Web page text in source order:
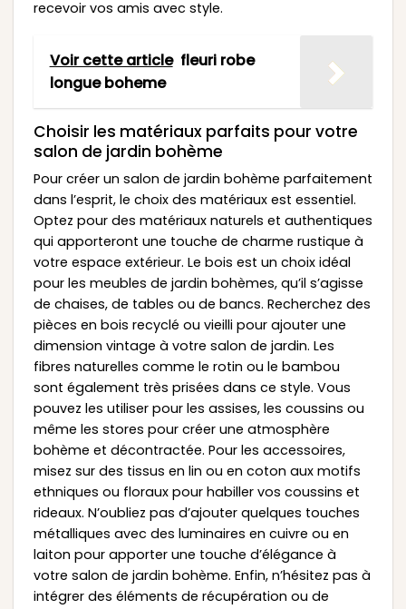
recevoir vos amis avec style.
Voir cette article fleuri robe
longue boheme
Choisir les matériaux parfaits pour votre
salon de jardin bohème
Pour créer un salon de jardin bohème parfaitement
dans l’esprit, le choix des matériaux est essentiel.
Optez pour des matériaux naturels et authentiques
qui apporteront une touche de charme rustique à
votre espace extérieur. Le bois est un choix idéal
pour les meubles de jardin bohèmes, qu’il s’agisse
de chaises, de tables ou de bancs. Recherchez des
pièces en bois recyclé ou vieilli pour ajouter une
dimension vintage à votre salon de jardin. Les
fibres naturelles comme le rotin ou le bambou
sont également très prisées dans ce style. Vous
pouvez les utiliser pour les assises, les coussins ou
même les stores pour créer une atmosphère
bohème et décontractée. Pour les accessoires,
misez sur des tissus en lin ou en coton aux motifs
ethniques ou floraux pour habiller vos coussins et
rideaux. N’oubliez pas d’ajouter quelques touches
métalliques avec des luminaires en cuivre ou en
laiton pour apporter une touche d’élégance à
votre salon de jardin bohème. Enfin, n’hésitez pas à
intégrer des éléments de récupération ou de